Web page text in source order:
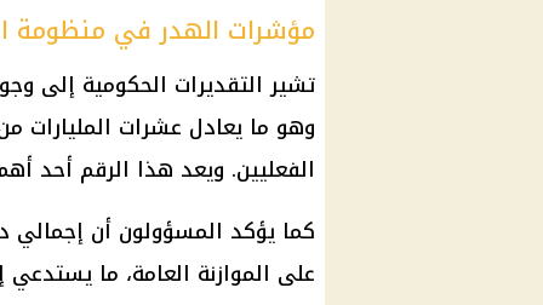
مؤشرات الهدر في منظومة
وهو ما يعادل عشرات المليارات
الفعليين. ويعد هذا الرقم أحد
كما يؤكد المسؤولون أن إجمالي
على الموازنة العامة، ما